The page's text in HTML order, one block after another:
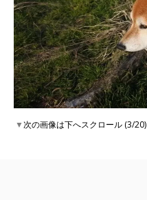
▼次の画像は下へスクロール (3/20)